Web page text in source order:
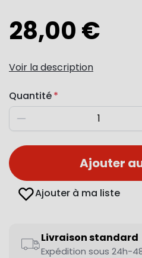
28,00 €
Voir la description
Quantité
Diminuer
Ajouter
Ajouter à ma liste
Livraison standard
Expédition sous 24h-